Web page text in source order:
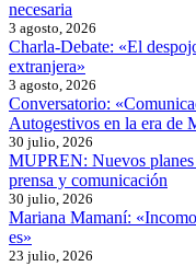
necesaria
3 agosto, 2026
Charla-Debate: «El
extranjera»
3 agosto, 2026
Conversatorio:
Autogestivos en la era de
30 julio, 2026
MUPREN: Nuevos planes
prensa y comunicación
30 julio, 2026
Mariana Mamaní:
es»
23 julio, 2026